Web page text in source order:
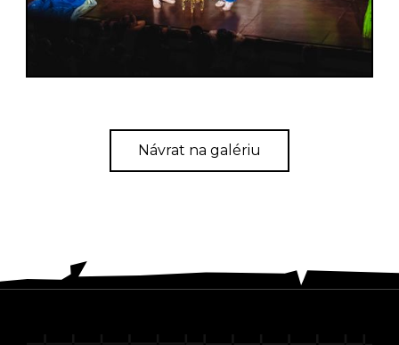
Návrat na galériu